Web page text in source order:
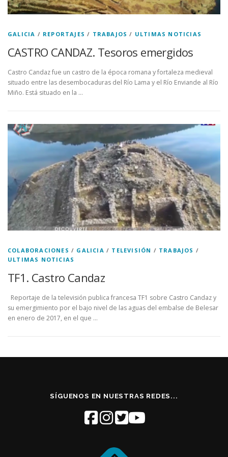
GALICIA / REPORTAJES / TRABAJOS / ULTIMAS NOTICIAS
CASTRO CANDAZ. Tesoros emergidos
Castro Candaz fue un castro de la época romana y fortaleza medieval
situado entre las desembocaduras del Río Lama y el Río Enviande al Río
Miño. Está situado en la …
COLABORACIONES / GALICIA / TELEVISIÓN / TRABAJOS /
ULTIMAS NOTICIAS
TF1. Castro Candaz
Reportaje de la televisión publica francesa TF1 sobre Castro Candaz y
su emergimiento por el bajo nivel de las aguas del embalse de Belesar
en enero de 2017, en el que …
SÍGUENOS EN NUESTRAS REDES...